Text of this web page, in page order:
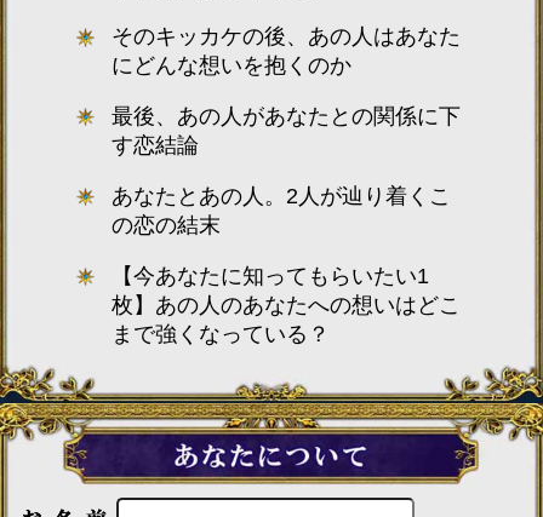
そのキッカケの後、あの人はあなた
にどんな想いを抱くのか
最後、あの人があなたとの関係に下
す恋結論
あなたとあの人。2人が辿り着くこ
の恋の結末
【今あなたに知ってもらいたい1
枚】あの人のあなたへの想いはどこ
まで強くなっている？